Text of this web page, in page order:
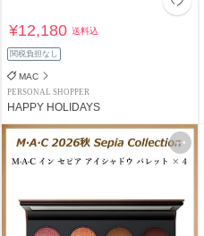
¥12,180送料込
関税負担なし
MAC
PERSONAL SHOPPER
HAPPY HOLIDAYS